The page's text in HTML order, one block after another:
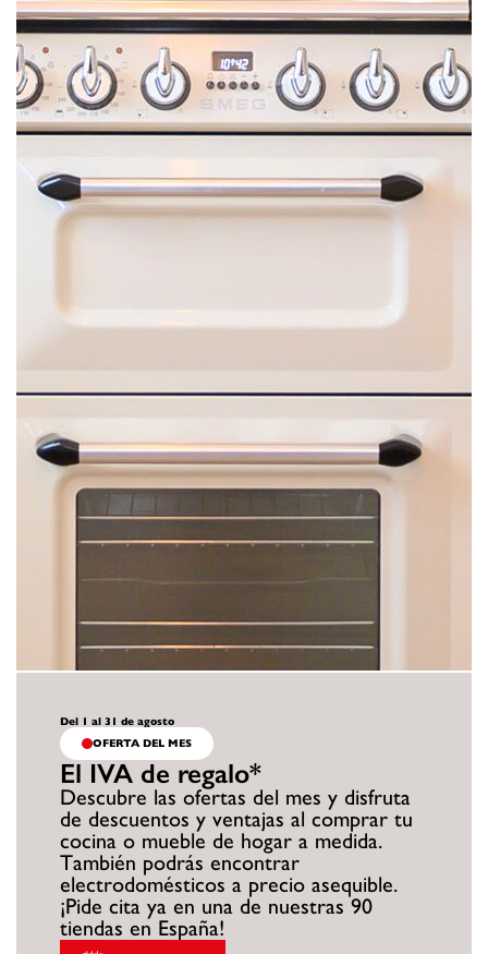
Del 1 al 31 de agosto
OFERTA DEL MES
El IVA de regalo*
Descubre las ofertas del mes y disfruta
de descuentos y ventajas al comprar tu
cocina o mueble de hogar a medida.
También podrás encontrar
electrodomésticos a precio asequible.
¡Pide cita ya en una de nuestras 90
tiendas en España!